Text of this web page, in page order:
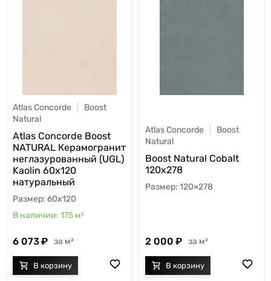
Atlas Concorde
Boost
Natural
Atlas Concorde Boost
NATURAL Керамогранит
неглазурованный (UGL)
Kaolin 60x120
натуральный
60x120
175 м²
6 073 м²
Atlas Concorde
Boost
Natural
Boost Natural Cobalt
120x278
120×278
2 000 м²